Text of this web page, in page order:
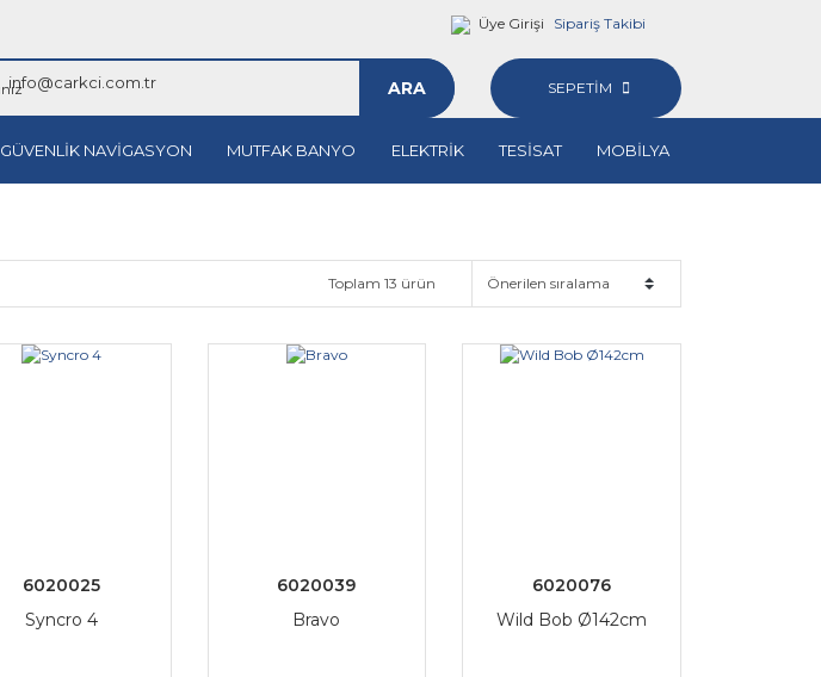
Üye Girişi Sipariş Takibi
info@carkci.com.tr ARA SEPETİM
GÜVENLİK NAVİGASYON MUTFAK BANYO ELEKTRİK TESİSAT MOBİLYA
Toplam 13 ürün
6020025
Syncro 4
6020039
Bravo
6020076
Wild Bob Ø142cm